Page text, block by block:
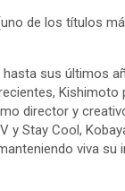
de los títulos
sus últimos
Kishimoto
director y
y Stay Cool,
viva su